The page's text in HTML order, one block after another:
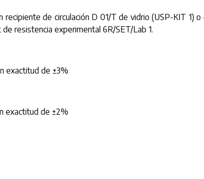
recipiente de circulación D 01/T de vidrio (USP-KIT 1)
resistencia experimental 6R/SET/Lab 1.
exactitud de ±3%
exactitud de ±2%